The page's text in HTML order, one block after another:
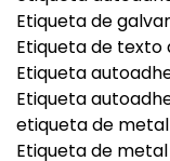
Etiqueta de
Etiqueta de texto
Etiqueta
Etiqueta
etiqueta de
Etiqueta de